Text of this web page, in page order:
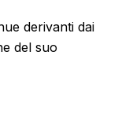
derivanti dai
del suo